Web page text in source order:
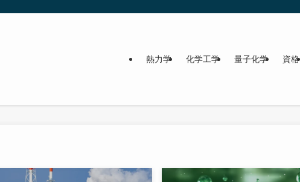
熱力学 化学工学 量子化学 資格